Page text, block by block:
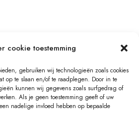
cookie toestemming
gebruiken wij technologieën zoals cookies
op te slaan en/of te raadplegen. Door in te
kunnen wij gegevens zoals surfgedrag of
Als je geen toestemming geeft of uw
nadelige invloed hebben op bepaalde
contact op!
29